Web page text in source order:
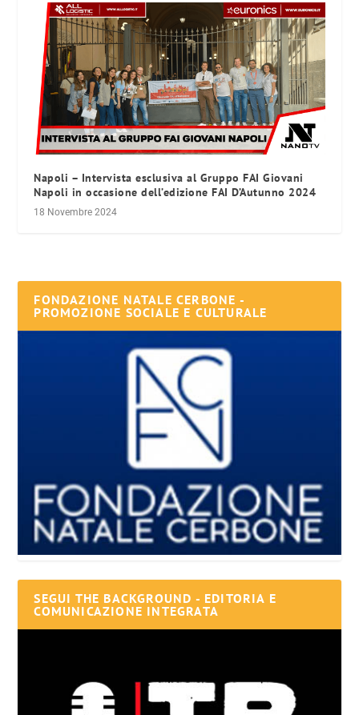
Napoli – Intervista esclusiva al Gruppo FAI Giovani
Napoli in occasione dell’edizione FAI D’Autunno 2024
18 Novembre 2024
FONDAZIONE NATALE CERBONE -
PROMOZIONE SOCIALE E CULTURALE
SEGUI THE BACKGROUND - EDITORIA E
COMUNICAZIONE INTEGRATA